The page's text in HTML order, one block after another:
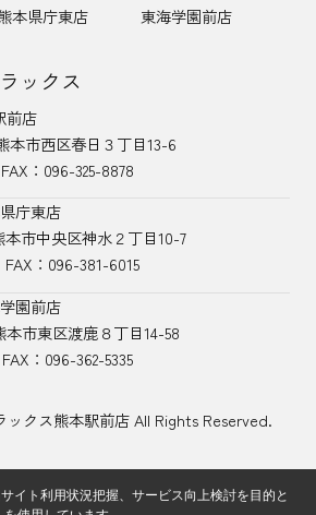
本県庁東店 東海学園前店
ックス
前店
本市西区春日３丁目13-6
FAX：096-325-8878
庁東店
本市中央区神水２丁目10-7
FAX：096-381-6015
園前店
本市東区渡鹿８丁目14-58
FAX：096-362-5335
クス熊本駅前店 All Rights Reserved.
イト利用状況把握、サービス向上検討を目的と